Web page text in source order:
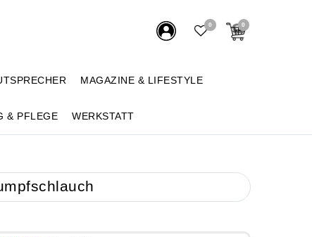
0 0
MAGAZINE & LIFESTYLE
& PFLEGE WERKSTATT